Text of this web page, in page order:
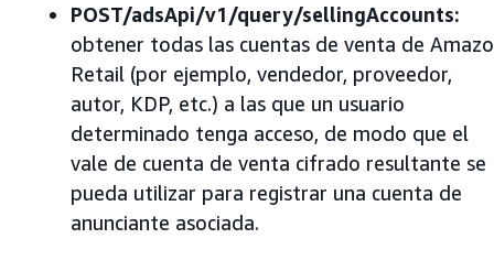
POST/adsApi/v1/query/sellingAccounts:
obtener todas las cuentas de venta de
Retail (por ejemplo, vendedor, proveedor,
autor, KDP, etc.) a las que un usuario
determinado tenga acceso, de modo que el
vale de cuenta de venta cifrado resultante se
pueda utilizar para registrar una cuenta de
anunciante asociada.